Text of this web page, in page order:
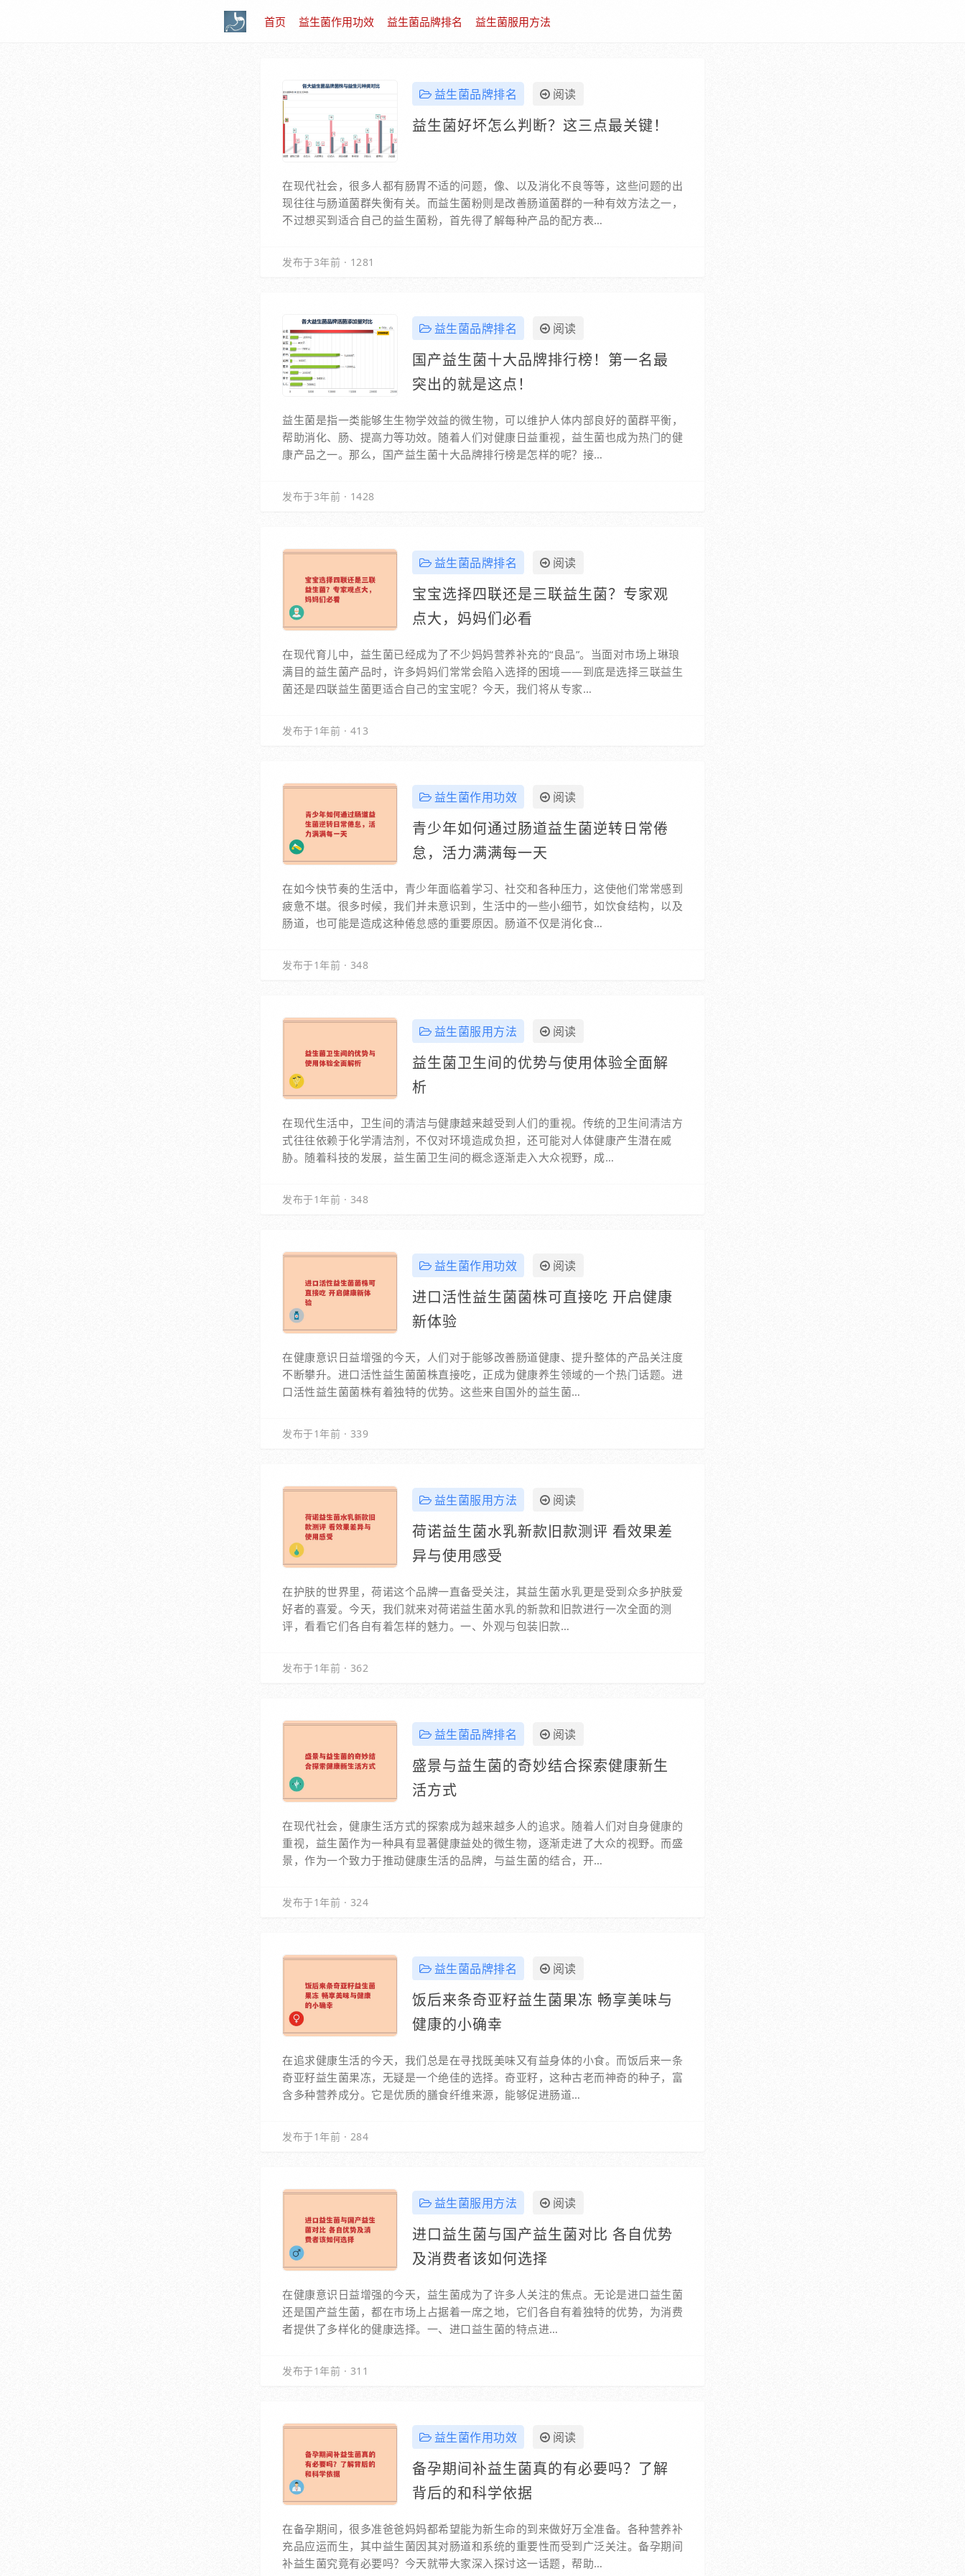
首页 益生菌作用功效 益生菌品牌排名 益生菌服用方法
益生菌品牌排名 阅读
益生菌好坏怎么判断？这三点最关键！
在现代社会，很多人都有肠胃不适的问题，像、以及消化不良等等，这些问题的出
现往往与肠道菌群失衡有关。而益生菌粉则是改善肠道菌群的一种有效方法之一，
不过想买到适合自己的益生菌粉，首先得了解每种产品的配方表…
发布于3年前 · 1281
益生菌品牌排名 阅读
国产益生菌十大品牌排行榜！第一名最
突出的就是这点！
益生菌是指一类能够生生物学效益的微生物，可以维护人体内部良好的菌群平衡，
帮助消化、肠、提高力等功效。随着人们对健康日益重视，益生菌也成为热门的健
康产品之一。那么，国产益生菌十大品牌排行榜是怎样的呢？接…
发布于3年前 · 1428
益生菌品牌排名 阅读
宝宝选择四联还是三联益生菌？专家观
点大，妈妈们必看
在现代育儿中，益生菌已经成为了不少妈妈营养补充的“良品”。当面对市场上琳琅
满目的益生菌产品时，许多妈妈们常常会陷入选择的困境——到底是选择三联益生
菌还是四联益生菌更适合自己的宝宝呢？今天，我们将从专家…
发布于1年前 · 413
益生菌作用功效 阅读
青少年如何通过肠道益生菌逆转日常倦
怠，活力满满每一天
在如今快节奏的生活中，青少年面临着学习、社交和各种压力，这使他们常常感到
疲惫不堪。很多时候，我们并未意识到，生活中的一些小细节，如饮食结构，以及
肠道，也可能是造成这种倦怠感的重要原因。肠道不仅是消化食…
发布于1年前 · 348
益生菌服用方法 阅读
益生菌卫生间的优势与使用体验全面解
析
在现代生活中，卫生间的清洁与健康越来越受到人们的重视。传统的卫生间清洁方
式往往依赖于化学清洁剂，不仅对环境造成负担，还可能对人体健康产生潜在威
胁。随着科技的发展，益生菌卫生间的概念逐渐走入大众视野，成…
发布于1年前 · 348
益生菌作用功效 阅读
进口活性益生菌菌株可直接吃 开启健康
新体验
在健康意识日益增强的今天，人们对于能够改善肠道健康、提升整体的产品关注度
不断攀升。进口活性益生菌菌株直接吃，正成为健康养生领域的一个热门话题。进
口活性益生菌菌株有着独特的优势。这些来自国外的益生菌…
发布于1年前 · 339
益生菌服用方法 阅读
荷诺益生菌水乳新款旧款测评 看效果差
异与使用感受
在护肤的世界里，荷诺这个品牌一直备受关注，其益生菌水乳更是受到众多护肤爱
好者的喜爱。今天，我们就来对荷诺益生菌水乳的新款和旧款进行一次全面的测
评，看看它们各自有着怎样的魅力。一、外观与包装旧款…
发布于1年前 · 362
益生菌品牌排名 阅读
盛景与益生菌的奇妙结合探索健康新生
活方式
在现代社会，健康生活方式的探索成为越来越多人的追求。随着人们对自身健康的
重视，益生菌作为一种具有显著健康益处的微生物，逐渐走进了大众的视野。而盛
景，作为一个致力于推动健康生活的品牌，与益生菌的结合，开…
发布于1年前 · 324
益生菌品牌排名 阅读
饭后来条奇亚籽益生菌果冻 畅享美味与
健康的小确幸
在追求健康生活的今天，我们总是在寻找既美味又有益身体的小食。而饭后来一条
奇亚籽益生菌果冻，无疑是一个绝佳的选择。奇亚籽，这种古老而神奇的种子，富
含多种营养成分。它是优质的膳食纤维来源，能够促进肠道…
发布于1年前 · 284
益生菌服用方法 阅读
进口益生菌与国产益生菌对比 各自优势
及消费者该如何选择
在健康意识日益增强的今天，益生菌成为了许多人关注的焦点。无论是进口益生菌
还是国产益生菌，都在市场上占据着一席之地，它们各自有着独特的优势，为消费
者提供了多样化的健康选择。一、进口益生菌的特点进…
发布于1年前 · 311
益生菌作用功效 阅读
备孕期间补益生菌真的有必要吗？了解
背后的和科学依据
在备孕期间，很多准爸爸妈妈都希望能为新生命的到来做好万全准备。各种营养补
充品应运而生，其中益生菌因其对肠道和系统的重要性而受到广泛关注。备孕期间
补益生菌究竟有必要吗？今天就带大家深入探讨这一话题，帮助…